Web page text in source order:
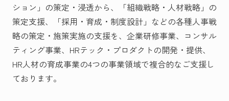
ション」の策定・浸透から、「組織戦略・人材戦略」の
策定支援、「採用・育成・制度設計」などの各種人事戦
略の策定・施策実施の支援を、企業研修事業、コンサル
ティング事業、HRテック・プロダクトの開発・提供、
HR人材の育成事業の4つの事業領域で複合的なご支援し
ております。